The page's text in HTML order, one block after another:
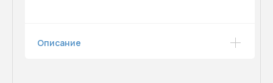
Описание